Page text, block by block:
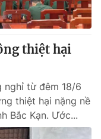
thiệt hại
nghỉ từ đêm 18/6
thiệt hại nặng nề
Bắc Kạn. Ước...